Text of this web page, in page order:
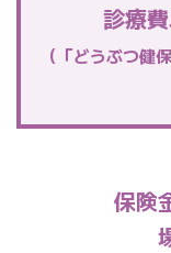
診療
（「どうぶつ健
保険